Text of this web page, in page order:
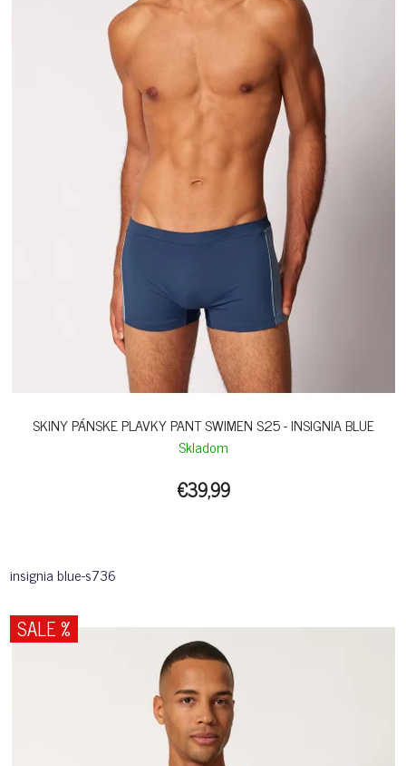
SKINY PÁNSKE PLAVKY PANT SWIMEN S25 - INSIGNIA BLUE
Skladom
€39,99
insignia blue-s736
SALE %